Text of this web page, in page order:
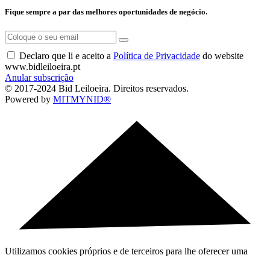
Fique sempre a par das melhores oportunidades de negócio.
Declaro que li e aceito a Política de Privacidade do website
www.bidleiloeira.pt
Anular subscrição
© 2017-2024 Bid Leiloeira. Direitos reservados.
Powered by MITMYNID®
Utilizamos cookies próprios e de terceiros para lhe oferecer uma